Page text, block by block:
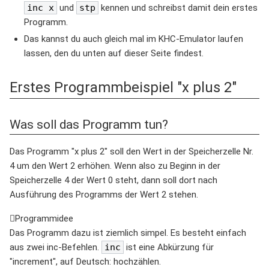
inc x und stp kennen und schreibst damit dein erstes
Programm.
Das kannst du auch gleich mal im KHC-Emulator laufen
lassen, den du unten auf dieser Seite findest.
Erstes Programmbeispiel "x plus 2"
Was soll das Programm tun?
Das Programm "x plus 2" soll den Wert in der Speicherzelle Nr.
4 um den Wert 2 erhöhen. Wenn also zu Beginn in der
Speicherzelle 4 der Wert 0 steht, dann soll dort nach
Ausführung des Programms der Wert 2 stehen.
Programmidee
Das Programm dazu ist ziemlich simpel. Es besteht einfach
aus zwei inc-Befehlen.
inc ist eine Abkürzung für
"increment", auf Deutsch: hochzählen.